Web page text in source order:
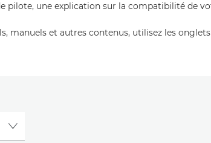
pilote, une explication sur la compatibilité de
manuels et autres contenus, utilisez les onglets